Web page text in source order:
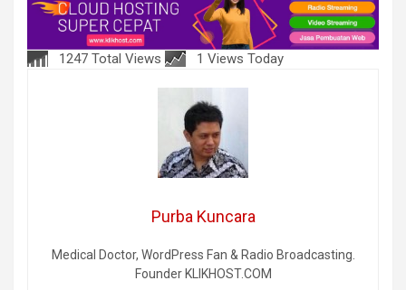
1247 Total Views 1 Views Today
Purba Kuncara
Medical Doctor, WordPress Fan & Radio Broadcasting.
Founder KLIKHOST.COM